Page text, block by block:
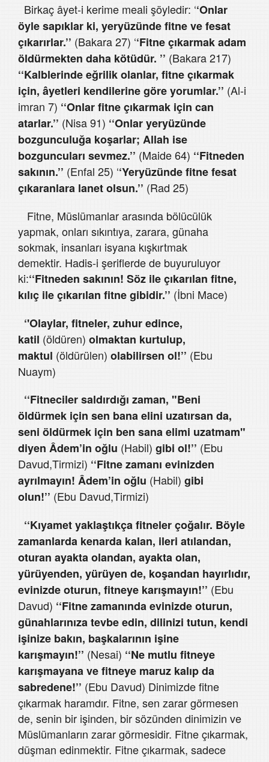
Birkaç âyet-i kerime meali şöyledir: ‘‘Onlar
öyle sapıklar ki, yeryüzünde fitne ve fesat
çıkarırlar.’’ (Bakara 27) ‘‘Fitne çıkarmak adam
öldürmekten daha kötüdür. ’’ (Bakara 217)
‘‘Kalblerinde eğrilik olanlar, fitne çıkarmak
için, âyetleri kendilerine göre yorumlar.’’ (Al-i
imran 7) ‘‘Onlar fitne çıkarmak için can
atarlar.’’ (Nisa 91) ‘‘Onlar yeryüzünde
bozgunculuğa koşarlar; Allah ise
bozguncuları sevmez.’’ (Maide 64) ‘‘Fitneden
sakının.’’ (Enfal 25) ‘‘Yeryüzünde fitne fesat
çıkaranlara lanet olsun.’’ (Rad 25)
Fitne, Müslümanlar arasında bölücülük
yapmak, onları sıkıntıya, zarara, günaha
sokmak, insanları isyana kışkırtmak
demektir. Hadis-i şeriflerde de buyuruluyor
ki:‘‘Fitneden sakının! Söz ile çıkarılan fitne,
kılıç ile çıkarılan fitne gibidir.’’ (İbni Mace)
‘'Olaylar, fitneler, zuhur edince,
katil (öldüren) olmaktan kurtulup,
maktul (öldürülen) olabilirsen ol!’’ (Ebu
Nuaym)
‘‘Fitneciler saldırdığı zaman, "Beni
öldürmek için sen bana elini uzatırsan da,
seni öldürmek için ben sana elimi uzatmam"
diyen Âdem’in oğlu (Habil) gibi ol!’’ (Ebu
Davud,Tirmizi) ‘‘Fitne zamanı evinizden
ayrılmayın! Âdem’in oğlu (Habil) gibi
olun!’’ (Ebu Davud,Tirmizi)
‘‘Kıyamet yaklaştıkça fitneler çoğalır. Böyle
zamanlarda kenarda kalan, ileri atılandan,
oturan ayakta olandan, ayakta olan,
yürüyenden, yürüyen de, koşandan hayırlıdır,
evinizde oturun, fitneye karışmayın!’’ (Ebu
Davud) ‘‘Fitne zamanında evinizde oturun,
günahlarınıza tevbe edin, dilinizi tutun, kendi
işinize bakın, başkalarının işine
karışmayın!’’ (Nesai) ‘‘Ne mutlu fitneye
karışmayana ve fitneye maruz kalıp da
sabredene!’’ (Ebu Davud) Dinimizde fitne
çıkarmak haramdır. Fitne, sen zarar görmesen
de, senin bir işinden, bir sözünden dinimizin ve
Müslümanların zarar görmesidir. Fitne çıkarmak,
düşman edinmektir. Fitne çıkarmak, sadece